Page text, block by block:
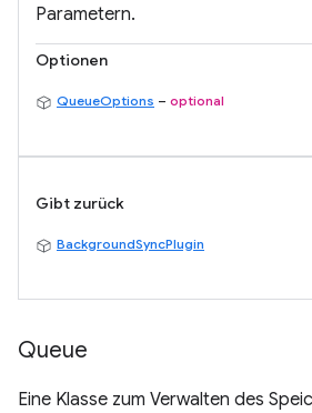
Parametern.
Optionen
QueueOptions – optional
Gibt zurück
BackgroundSyncPlugin
Queue
Eine Klasse zum Verwalten des